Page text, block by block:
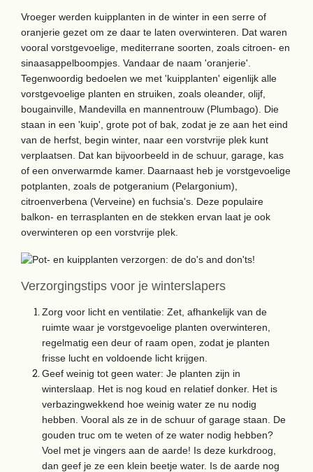
Vroeger werden kuipplanten in de winter in een serre of
oranjerie gezet om ze daar te laten overwinteren. Dat waren
vooral vorstgevoelige, mediterrane soorten, zoals citroen- en
sinaasappelboompjes. Vandaar de naam 'oranjerie'.
Tegenwoordig bedoelen we met 'kuipplanten' eigenlijk alle
vorstgevoelige planten en struiken, zoals oleander, olijf,
bougainville, Mandevilla en mannentrouw (Plumbago). Die
staan in een 'kuip', grote pot of bak, zodat je ze aan het eind
van de herfst, begin winter, naar een vorstvrije plek kunt
verplaatsen. Dat kan bijvoorbeeld in de schuur, garage, kas
of een onverwarmde kamer. Daarnaast heb je vorstgevoelige
potplanten, zoals de potgeranium (Pelargonium),
citroenverbena (Verveine) en fuchsia's. Deze populaire
balkon- en terrasplanten en de stekken ervan laat je ook
overwinteren op een vorstvrije plek.
Verzorgingstips voor je winterslapers
Zorg voor licht en ventilatie: Zet, afhankelijk van de
ruimte waar je vorstgevoelige planten overwinteren,
regelmatig een deur of raam open, zodat je planten
frisse lucht en voldoende licht krijgen.
Geef weinig tot geen water: Je planten zijn in
winterslaap. Het is nog koud en relatief donker. Het is
verbazingwekkend hoe weinig water ze nu nodig
hebben. Vooral als ze in de schuur of garage staan. De
gouden truc om te weten of ze water nodig hebben?
Voel met je vingers aan de aarde! Is deze kurkdroog,
dan geef je ze een klein beetje water. Is de aarde nog